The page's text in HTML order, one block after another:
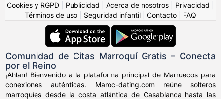
Cookies y RGPD
Publicidad Acerca de nosotros Privacidad
Términos de uso
Seguridad infantil Contacto FAQ
Comunidad de Citas Marroquí Gratis – Conecta
por el Reino
¡Ahlan! Bienvenido a la plataforma principal de Marruecos para
conexiones auténticas. Maroc-dating.com reúne solteros
marroquíes desde la costa atlántica de Casablanca hasta las